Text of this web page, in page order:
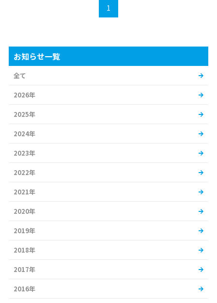
1
お知らせ一覧
全て
2026年
2025年
2024年
2023年
2022年
2021年
2020年
2019年
2018年
2017年
2016年